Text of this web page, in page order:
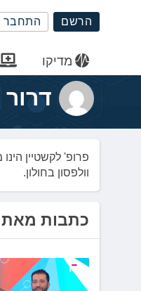
הַמְּסַיַּעַת
הַמִּשְׁתַּמְּשִׁים
הרשם התחבר
מדיקו
פרופ' לקשטיין
וולפסון בחולון.
כתבות מאת